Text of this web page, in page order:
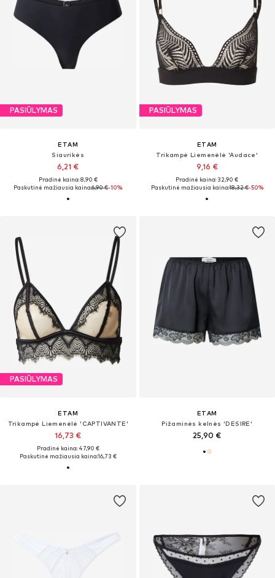
PASIŪLYMAS
ETAM
Siaurikės
6,21 €
Pradinė kaina: 8,90 €
Paskutinė mažiausia kaina:6,90 €-10%
PASIŪLYMAS
ETAM
Trikampė Liemenėlė 'Audace'
9,16 €
Pradinė kaina: 32,90 €
Paskutinė mažiausia kaina:18,32 €-50%
PASIŪLYMAS
ETAM
Trikampė Liemenėlė 'CAPTIVANTE'
16,73 €
Pradinė kaina: 47,90 €
Paskutinė mažiausia kaina:16,73 €
ETAM
Pižaminės kelnės 'DESIRE'
25,90 €